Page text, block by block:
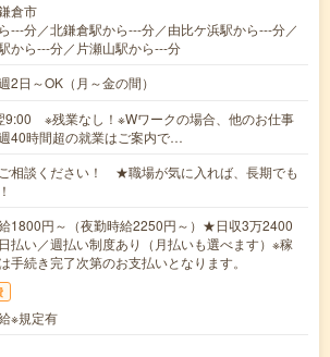
倉市
---分／北鎌倉駅から---分／由比ケ浜駅から---分／
から---分／片瀬山駅から---分
2日～OK（月～金の間）
9:00 ※残業なし！※Wワークの場合、他のお仕事
40時間超の就業はご案内で…
相談ください！ ★職場が気に入れば、長期でも
1800円～（夜勤時給2250円～）★日収3万2400
払い／週払い制度あり（月払いも選べます）※稼
手続き完了次第のお支払いとなります。
※規定有